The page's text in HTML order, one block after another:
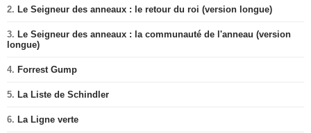
2. Le Seigneur des anneaux : le retour du roi (version longue)
3. Le Seigneur des anneaux : la communauté de l'anneau (version
longue)
4. Forrest Gump
5. La Liste de Schindler
6. La Ligne verte